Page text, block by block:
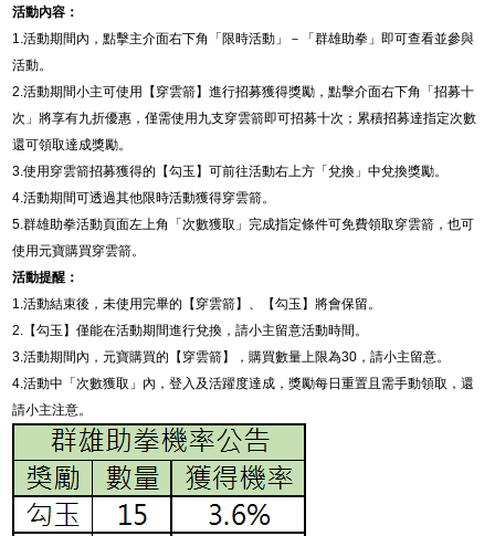
活動內容：
1.活動期間內，點擊主介面右下角「限時活動」－「群雄助拳 」即可查看並參與
活動。
2.活動期間小主可使用【穿雲箭】進行招募獲得獎勵，點擊介面右下角「招募十
次」將享有九折優惠，僅需使用九支穿雲箭即可招募十次；累積招募達指定次數
還可領取達成獎勵。
3.使用穿雲箭招募獲得的【勾玉】可前往活動右上方「兌換」中兌換獎勵。
4.活動期間可透過其他限時活動獲得穿雲箭。
5.群雄助拳活動頁面左上角「次數獲取」完成指定條件可免費領取穿雲箭，也可
使用元寶購買穿雲箭。
活動提醒：
1.活動結束後，未使用完畢的【穿雲箭】、【勾玉】將會保留。
2.
【勾玉】僅能在活動期間進行兌換，請小主留意活動時間。
3.活動期間內，元寶購買的【穿雲箭】，購買數量上限為30 ，請小主留意。
4.活動中「次數獲取」內，登入及活躍度達成，獎勵每日重置且需手動領取，還
請小主注意。